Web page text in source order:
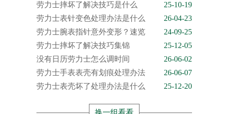
劳力士摔坏了解决技巧是什么
25-10-19
劳力士表针变色处理办法是什么
26-04-23
劳力士腕表指针意外变形？速览
24-09-25
劳力士摔坏了解决技巧集锦
25-12-05
没有日历劳力士怎么调时间
26-06-02
劳力士手表表壳有划痕处理办法
26-06-07
劳力士表壳坏了处理办法是什么
25-12-20
换一组看看